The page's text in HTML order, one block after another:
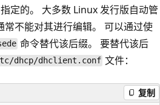
定的。 大多数 Linux 发行版自动管
不能对其进行编辑。 可以通过使
命令替代该后缀。 要替代该后
dhcp/dhclient.conf 文件：
复制